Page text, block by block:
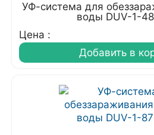
УФ-система для
воды DUV-1-
Цена :
Добавить в